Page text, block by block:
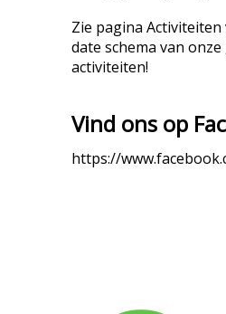
Zie pagina
date schema van
activiteiten!
Vind ons op
https://